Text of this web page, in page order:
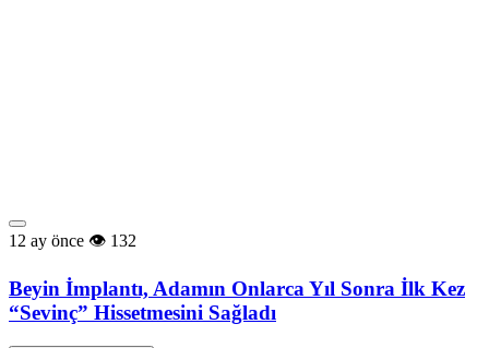
12 ay önce 132
Beyin İmplantı, Adamın Onlarca Yıl Sonra İlk Kez
“Sevinç” Hissetmesini Sağladı